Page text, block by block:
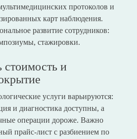
протоколов и
карт наблюдения.
развитие сотрудников:
стажировки.
стоимость и
услуги варьируются:
и диагностика доступны, а
операции дороже. Важно
прайс-лист с разбиением по